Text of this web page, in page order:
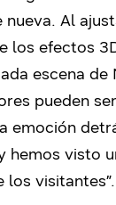
Al
los efectos
escena de
pueden
emoción
hemos visto
los visitantes”.